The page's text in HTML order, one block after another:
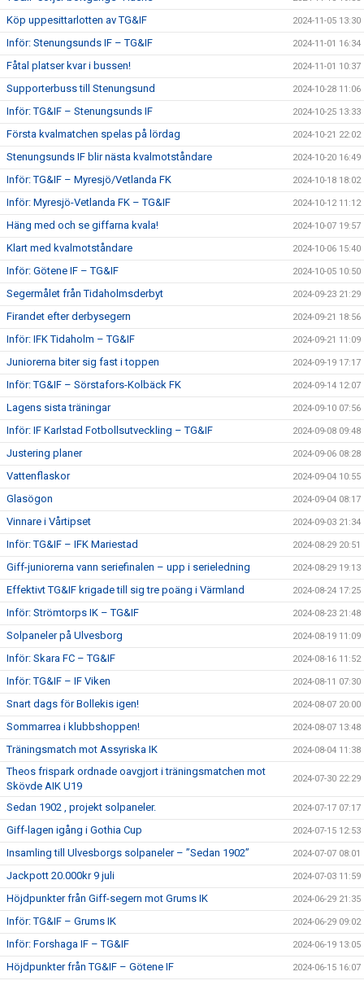
Köp uppesittarlotten av TG&IF 2024-11-05 13:30
Inför: Stenungsunds IF – TG&IF 2024-11-01 16:34
Fåtal platser kvar i bussen! 2024-11-01 10:37
Supporterbuss till Stenungsund 2024-10-28 11:06
Inför: TG&IF – Stenungsunds IF 2024-10-25 13:33
Första kvalmatchen spelas på lördag 2024-10-21 22:02
Stenungsunds IF blir nästa kvalmotståndare 2024-10-20 16:49
Inför: TG&IF – Myresjö/Vetlanda FK 2024-10-18 18:02
Inför: Myresjö-Vetlanda FK – TG&IF 2024-10-12 11:12
Häng med och se giffarna kvala! 2024-10-07 19:57
Klart med kvalmotståndare 2024-10-06 15:40
Inför: Götene IF – TG&IF 2024-10-05 10:50
Segermålet från Tidaholmsderbyt 2024-09-23 21:29
Firandet efter derbysegern 2024-09-21 18:56
Inför: IFK Tidaholm – TG&IF 2024-09-21 11:09
Juniorerna biter sig fast i toppen 2024-09-19 17:17
Inför: TG&IF – Sörstafors-Kolbäck FK 2024-09-14 12:07
Lagens sista träningar 2024-09-10 07:56
Inför: IF Karlstad Fotbollsutveckling – TG&IF 2024-09-08 09:48
Justering planer 2024-09-06 08:28
Vattenflaskor 2024-09-04 10:55
Glasögon 2024-09-04 08:17
Vinnare i Vårtipset 2024-09-03 21:34
Inför: TG&IF – IFK Mariestad 2024-08-29 20:51
Giff-juniorerna vann seriefinalen – upp i serieledning 2024-08-29 19:13
Effektivt TG&IF krigade till sig tre poäng i Värmland 2024-08-24 17:25
Inför: Strömtorps IK – TG&IF 2024-08-23 21:48
Solpaneler på Ulvesborg 2024-08-19 11:09
Inför: Skara FC – TG&IF 2024-08-16 11:52
Inför: TG&IF – IF Viken 2024-08-11 07:30
Snart dags för Bollekis igen! 2024-08-07 20:00
Sommarrea i klubbshoppen! 2024-08-07 13:48
Träningsmatch mot Assyriska IK 2024-08-04 11:38
Theos frispark ordnade oavgjort i träningsmatchen mot
Skövde AIK U19
2024-07-30 22:29
Sedan 1902 , projekt solpaneler. 2024-07-17 07:17
Giff-lagen igång i Gothia Cup 2024-07-15 12:53
Insamling till Ulvesborgs solpaneler – ”Sedan 1902” 2024-07-07 08:01
Jackpott 20.000kr 9 juli 2024-07-03 11:59
Höjdpunkter från Giff-segern mot Grums IK 2024-06-29 21:35
Inför: TG&IF – Grums IK 2024-06-29 09:02
Inför: Forshaga IF – TG&IF 2024-06-19 13:05
Höjdpunkter från TG&IF – Götene IF 2024-06-15 16:07